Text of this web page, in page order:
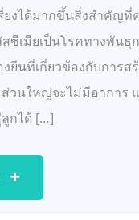
ยงได้มากขึ้นสิ่งสำคัญที่
ซีเมียเป็นโรคทางพันธุ
ยีนที่เกี่ยวข้องกับการส
วนใหญ่จะไม่มีอาการ
กได้ […]